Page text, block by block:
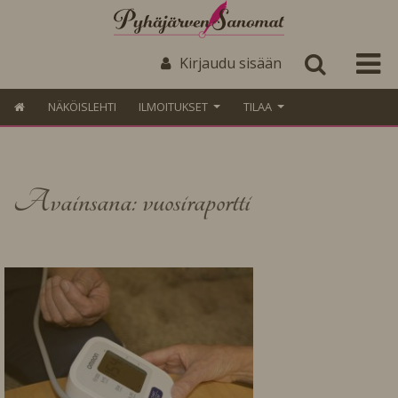
Kirjaudu sisään
NÄKÖISLEHTI ILMOITUKSET TILAA
Avainsana: vuosiraportti